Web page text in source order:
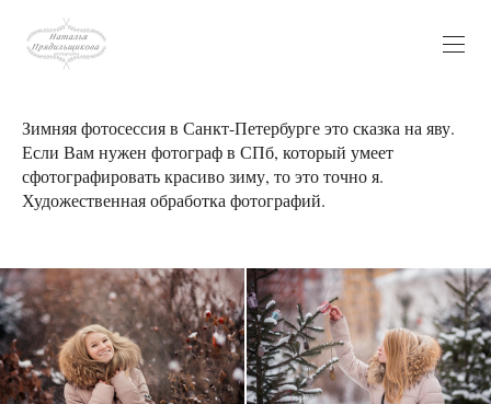
Зимняя фотосессия в Санкт-Петербурге это сказка на яву.
Если Вам нужен фотограф в СПб, который умеет
сфотографировать красиво зиму, то это точно я.
Художественная обработка фотографий.